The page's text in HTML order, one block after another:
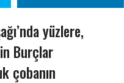
yüzlere,
Burçlar
çobanın